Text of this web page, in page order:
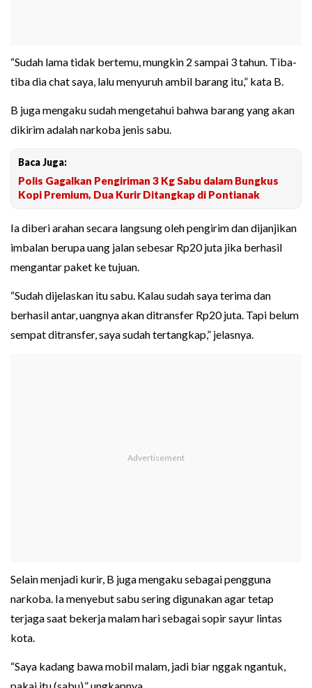
“Sudah lama tidak bertemu, mungkin 2 sampai 3 tahun. Tiba-
tiba dia chat saya, lalu menyuruh ambil barang itu,” kata B.
B juga mengaku sudah mengetahui bahwa barang yang akan
dikirim adalah narkoba jenis sabu.
Baca Juga:
Polis Gagalkan Pengiriman 3 Kg Sabu dalam Bungkus
Kopi Premium, Dua Kurir Ditangkap di Pontianak
Ia diberi arahan secara langsung oleh pengirim dan dijanjikan
imbalan berupa uang jalan sebesar Rp20 juta jika berhasil
mengantar paket ke tujuan.
“Sudah dijelaskan itu sabu. Kalau sudah saya terima dan
berhasil antar, uangnya akan ditransfer Rp20 juta. Tapi belum
sempat ditransfer, saya sudah tertangkap,” jelasnya.
Selain menjadi kurir, B juga mengaku sebagai pengguna
narkoba. Ia menyebut sabu sering digunakan agar tetap
terjaga saat bekerja malam hari sebagai sopir sayur lintas
kota.
“Saya kadang bawa mobil malam, jadi biar nggak ngantuk,
pakai itu (sabu),” ungkapnya.